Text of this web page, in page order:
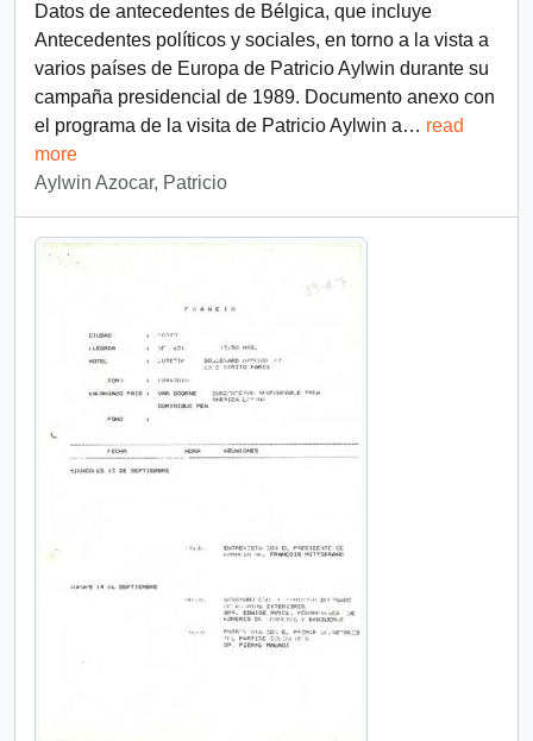
Datos de antecedentes de Bélgica, que incluye
Antecedentes políticos y sociales, en torno a la vista a
varios países de Europa de Patricio Aylwin durante su
campaña presidencial de 1989. Documento anexo con
el programa de la visita de Patricio Aylwin a… read
more
Aylwin Azocar, Patricio